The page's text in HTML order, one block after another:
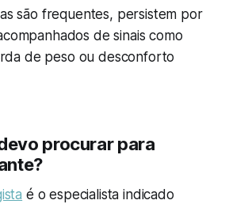
são frequentes, persistem por
de sinais como
de peso ou desconforto
procurar para
é o especialista indicado